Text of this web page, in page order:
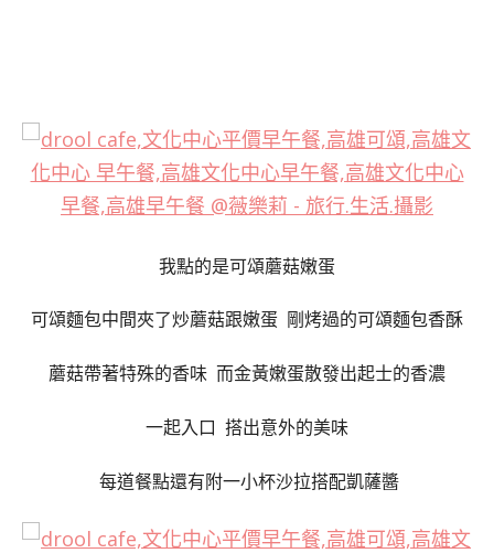
我點的是可頌蘑菇嫩蛋
可頌麵包中間夾了炒蘑菇跟嫩蛋 剛烤過的可頌麵包香酥
蘑菇帶著特殊的香味 而金黃嫩蛋散發出起士的香濃
一起入口 搭出意外的美味
每道餐點還有附一小杯沙拉搭配凱薩醬